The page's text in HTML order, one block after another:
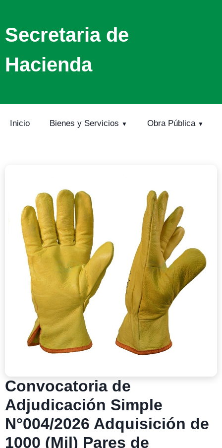
Secretaria de
Hacienda
Inicio Bienes y Servicios Obra Pública
Convocatoria de
Adjudicación Simple
N°004/2026 Adquisición de
1000 (Mil) Pares de